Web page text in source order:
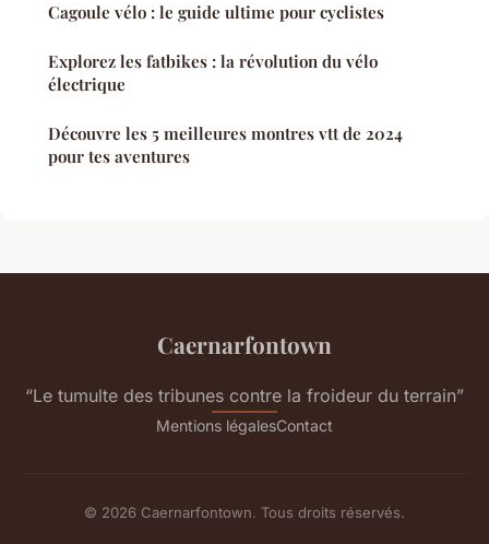
Cagoule vélo : le guide ultime pour cyclistes
Explorez les fatbikes : la révolution du vélo
électrique
Découvre les 5 meilleures montres vtt de 2024
pour tes aventures
Caernarfontown
“Le tumulte des tribunes contre la froideur du terrain”
Mentions légalesContact
© 2026 Caernarfontown. Tous droits réservés.